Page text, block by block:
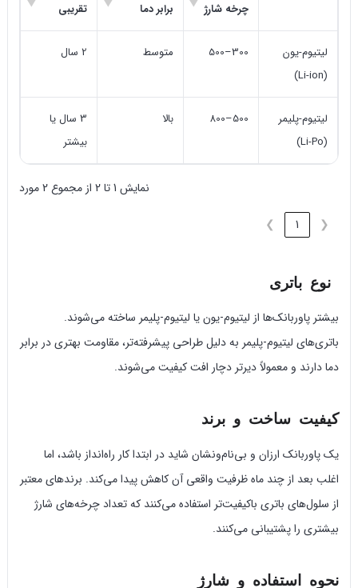
چرخه شارژ
برابر دما
تقریبی
لیتیوم-یون
(Li-ion)
300–500 متوسط 2 سال
لیتیوم-پلیمر
(Li-Po)
500–800 بالا
3 سال یا
بیشتر
نمایش 1 تا 2 از مجموع 2 مورد
❮
1
❯
نوع باتری
بیشتر پاوربانک‌ها از لیتیوم-یون یا لیتیوم-پلیمر ساخته می‌شوند.
باتری‌های لیتیوم-پلیمر به دلیل طراحی پیشرفته‌تر، مقاومت بهتری در برابر
دما دارند و معمولاً دیرتر دچار افت کیفیت می‌شوند.
کیفیت ساخت و برند
یک پاوربانک ارزان و بی‌نام‌ونشان شاید در ابتدا کار راه‌انداز باشد، اما
اغلب بعد از چند ماه ظرفیت واقعی آن کاهش پیدا می‌کند. برندهای معتبر
از سلول‌های باتری باکیفیت‌تر استفاده می‌کنند که تعداد چرخه‌های شارژ
بیشتری را پشتیبانی می‌کنند.
نحوه استفاده و شارژ